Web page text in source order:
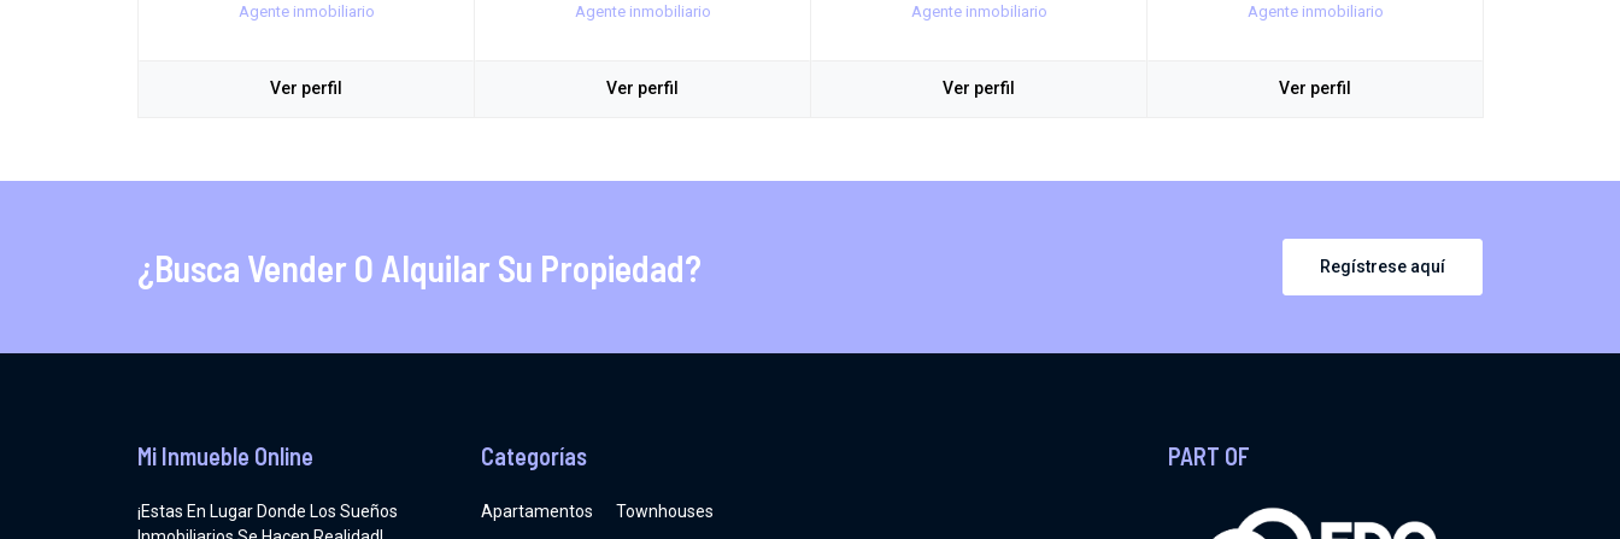
Agente inmobiliario
Ver perfil
Agente inmobiliario
Ver perfil
Agente inmobiliario
Ver perfil
Agente inmobiliario
Ver perfil
¿Busca Vender O Alquilar Su Propiedad? Regístrese aquí
Mi Inmueble Online
¡Estas En Lugar Donde Los Sueños
Categorías
Apartamentos Townhouses
PART OF